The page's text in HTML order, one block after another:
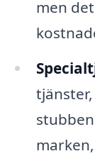
men